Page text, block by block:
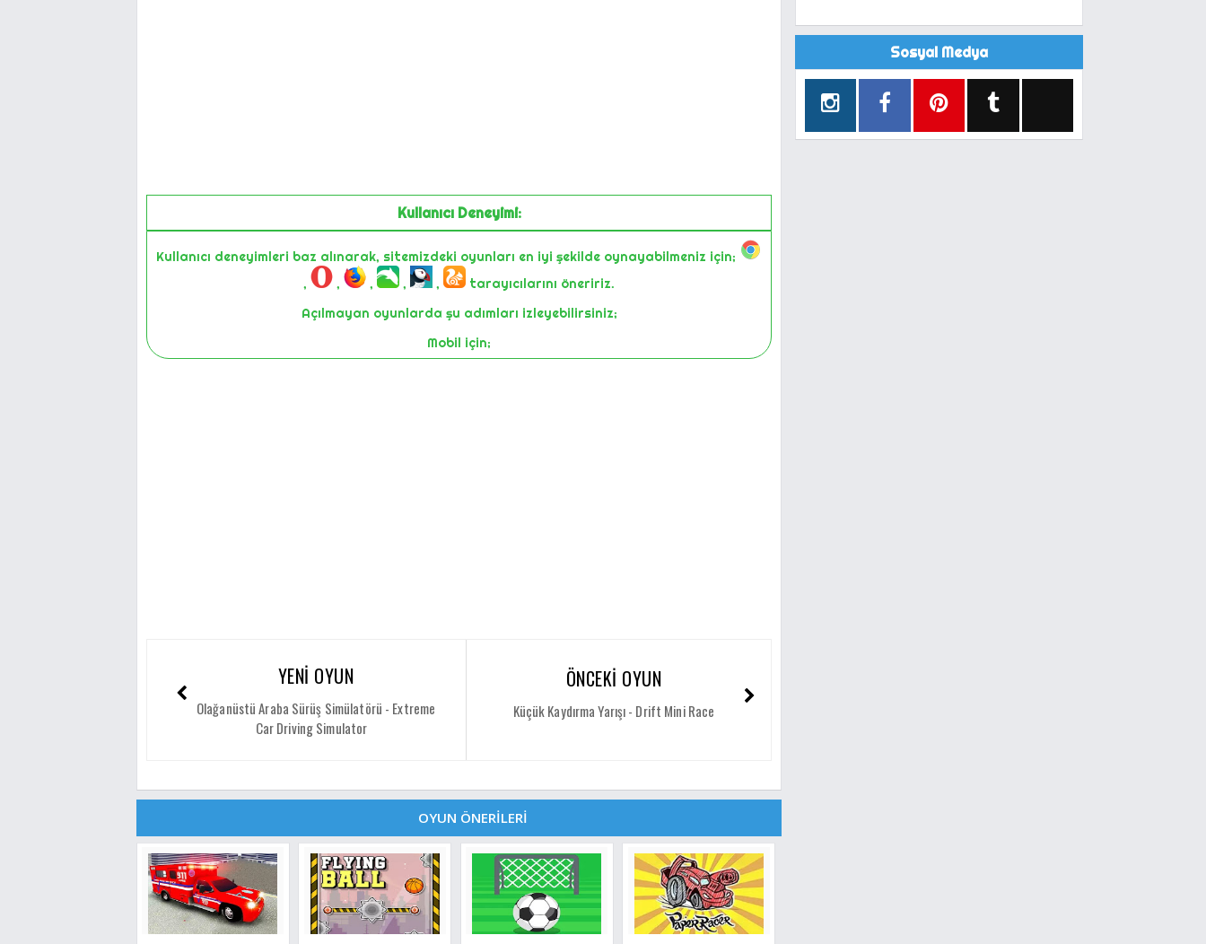
Kullanıcı Deneyimi:
Kullanıcı deneyimleri baz alınarak, sitemizdeki oyunları en iyi şekilde oynayabilmeniz için;
,
, , , ,
tarayıcılarını öneririz.
Açılmayan oyunlarda şu adımları izleyebilirsiniz;
Mobil için;
ÖNCEKİ OYUN
Küçük Kaydırma Yarışı - Drift Mini Race
YENİ OYUN
Olağanüstü Araba Sürüş Simülatörü - Extreme
Car Driving Simulator
OYUN ÖNERİLERİ
Sosyal Medya